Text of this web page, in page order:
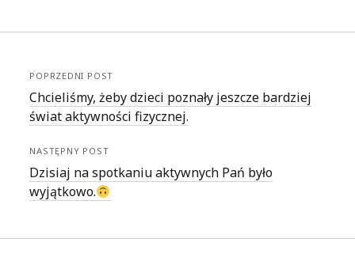
POPRZEDNI POST
Chcieliśmy, żeby dzieci poznały jeszcze bardziej
świat aktywności fizycznej.
NASTĘPNY POST
Dzisiaj na spotkaniu aktywnych Pań było
wyjątkowo.